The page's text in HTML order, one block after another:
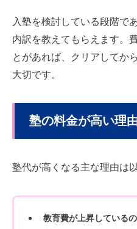
入塾を検討している段階で
内訳を教えてもらえます。
とがあれば、クリアしてか
大切です。
塾の料金が高い理
塾代が高くなる主な理由は
教育費が上昇している